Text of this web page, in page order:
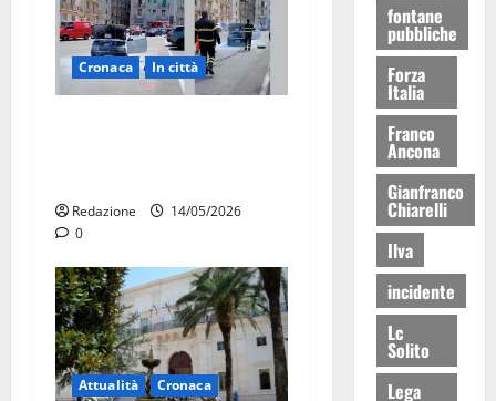
Cronaca In città
Redazione
14/05/2026
0
Attualità
Cronaca
fontane
pubbliche
Forza
Italia
Franco
Ancona
Gianfranco
Chiarelli
Ilva
incidente
Lc
Solito
Lega